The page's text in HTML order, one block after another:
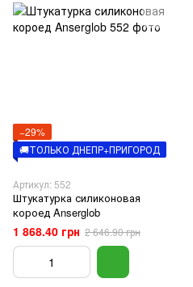
−29%
🚚ТОЛЬКО ДНЕПР+ПРИГОРОД
Артикул: 552
Штукатурка силиконовая
короед Anserglob
1 868.40 грн 2 646.90 грн